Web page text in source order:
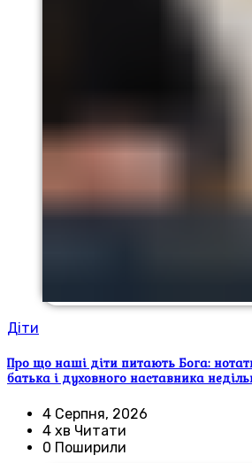
Діти
Про що наші діти питають Бога:
батька і духовного наставника
4 Серпня, 2026
4 хв Читати
0 Поширили